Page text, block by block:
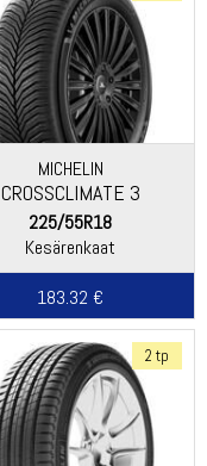
MICHELIN
CROSSCLIMATE 3
225/55R18
Kesärenkaat
183.32 €
2 tp